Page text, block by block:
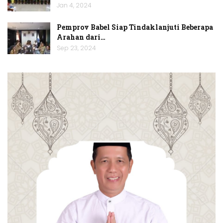
Jan 4, 2024
Pemprov Babel Siap Tindaklanjuti Beberapa
Arahan dari…
Sep 23, 2024